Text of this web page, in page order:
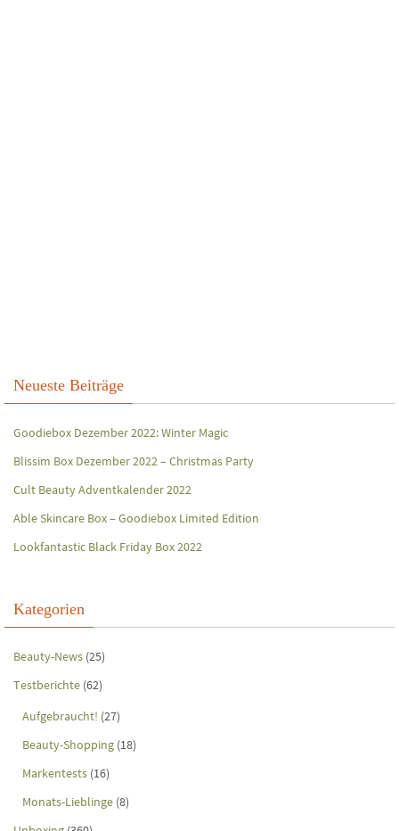
Neueste Beiträge
Goodiebox Dezember 2022: Winter Magic
Blissim Box Dezember 2022 – Christmas Party
Cult Beauty Adventkalender 2022
Able Skincare Box – Goodiebox Limited Edition
Lookfantastic Black Friday Box 2022
Kategorien
Beauty-News (25)
Testberichte (62)
Aufgebraucht! (27)
Beauty-Shopping (18)
Markentests (16)
Monats-Lieblinge (8)